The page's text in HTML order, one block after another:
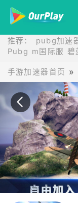
推荐： pubg加速
Pubg m国际服 碧
手游加速器首页